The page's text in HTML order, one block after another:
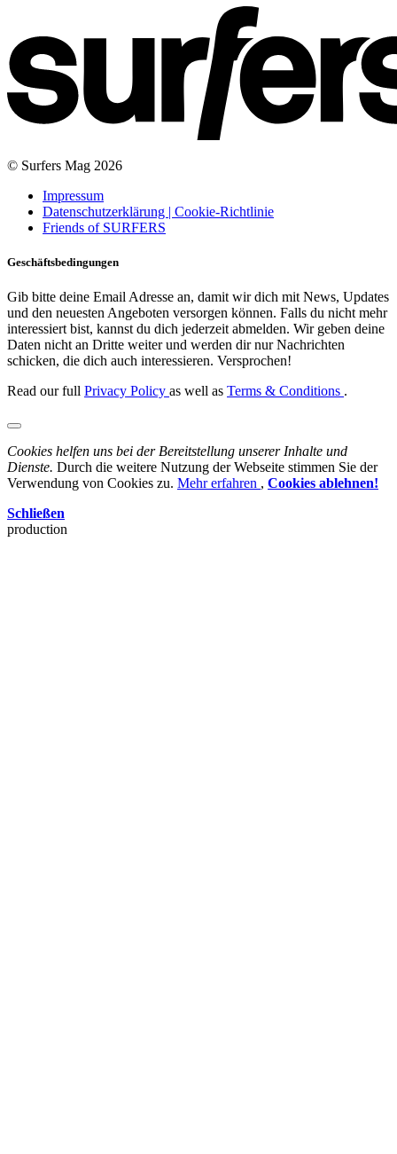
© Surfers Mag 2026
Impressum
Datenschutzerklärung | Cookie-Richtlinie
Friends of SURFERS
Geschäftsbedingungen
Gib bitte deine Email Adresse an, damit wir dich mit News, Updates
und den neuesten Angeboten versorgen können. Falls du nicht mehr
interessiert bist, kannst du dich jederzeit abmelden. Wir geben deine
Daten nicht an Dritte weiter und werden dir nur Nachrichten
schicken, die dich auch interessieren. Versprochen!
Read our full Privacy Policy as well as Terms & Conditions .
Cookies helfen uns bei der Bereitstellung unserer Inhalte und
Dienste. Durch die weitere Nutzung der Webseite stimmen Sie der
Verwendung von Cookies zu. Mehr erfahren , Cookies ablehnen!
Schließen
production